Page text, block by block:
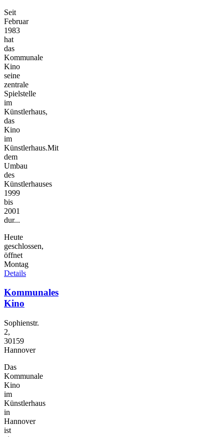
Seit
Februar
1983
hat
das
Kommunale
Kino
seine
zentrale
Spielstelle
im
Künstlerhaus,
das
Kino
im
Künstlerhaus.Mit
dem
Umbau
des
Künstlerhauses
1999
bis
2001
dur...
Heute
geschlossen,
öffnet
Montag
Details
Kommunales
Kino
Sophienstr.
2,
30159
Hannover
Das
Kommunale
Kino
im
Künstlerhaus
in
Hannover
ist